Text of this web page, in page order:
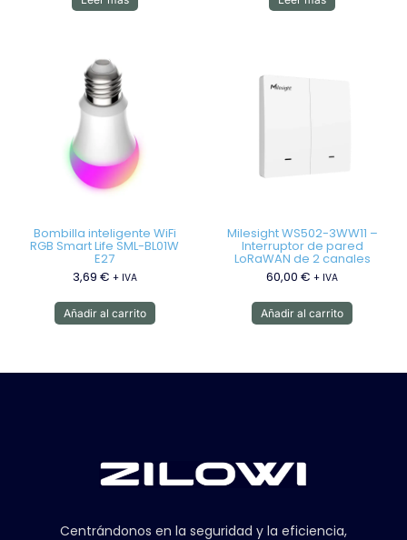
Bombilla inteligente WiFi
RGB Smart Life SML-BL01W
E27
3,69 € + IVA
Añadir al carrito
Milesight WS502-3WW11 –
Interruptor de pared
LoRaWAN de 2 canales
60,00€ + IVA
Añadir al carrito
Centrándonos en la seguridad y la eficiencia,